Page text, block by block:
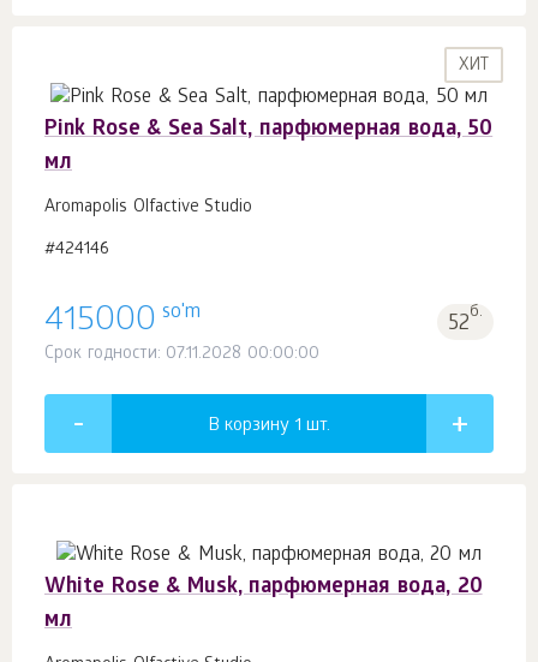
ХИТ
Pink Rose & Sea Salt, парфюмерная вода, 50
мл
Aromapolis Olfactive Studio
#424146
415000 so'm 52б.
Срок годности: 07.11.2028 00:00:00
В корзину 1 шт.
White Rose & Musk, парфюмерная вода, 20
мл